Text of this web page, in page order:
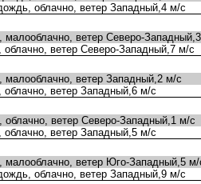
облачно, ветер Западный,4 м/с
ветер Северо-
ветер Северо-Западный,7 м/с
ветер Западный,2 м/с
ветер Западный,6 м/с
ветер Северо-Западный,1 м/с
ветер Западный,5 м/с
ветер Юго-Западный,5 м/
облачно, ветер Западный,9 м/с